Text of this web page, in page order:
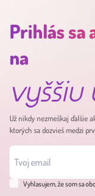
Prihlás sa
na
Už nikdy nezmeškaj ďalšie
ktorých sa dozvieš medzi
Vyhlasujem, že som sa